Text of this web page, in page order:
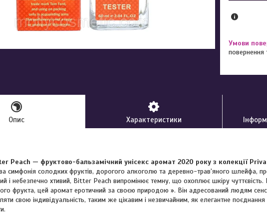
повернення
Опис Характеристики
Peach — фруктово-бальзамічний унісекс аромат 2020 року з колекції
симфонія солодких фруктів, дорогого алкоголю та деревно-трав'яного шлейфа,
і небезпечно хтивий, Bitter Peach випромінює темну, що охоплює шкіру
фрукта, цей аромат еротичний за своєю природою ». Він адресований людям
свою індивідуальність, таким же цікавим і незвичайним, як елегантне